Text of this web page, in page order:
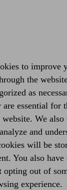
to improve
the
as
are essential for
We also
and
will be
You also
opting out of
experience.